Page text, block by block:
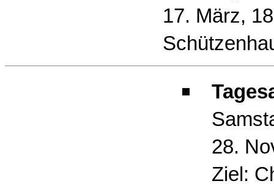
17. März,
28.
Ziel: